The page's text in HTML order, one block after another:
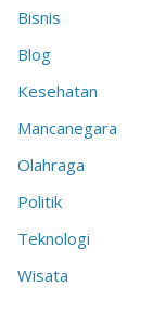
Bisnis
Blog
Kesehatan
Mancanegara
Olahraga
Politik
Teknologi
Wisata